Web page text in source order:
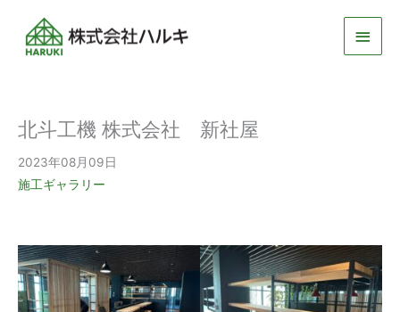
メ
北斗工機 株式会社 新社屋
2023年08月09日
施工ギャラリー